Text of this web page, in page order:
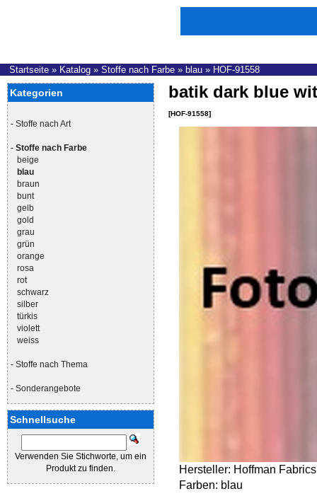
Startseite » Katalog » Stoffe nach Farbe » blau » HOF-91558
Kategorien
- Stoffe nach Art
- Stoffe nach Farbe
beige
blau
braun
bunt
gelb
gold
grau
grün
orange
rosa
rot
schwarz
silber
türkis
violett
weiss
- Stoffe nach Thema
- Sonderangebote
Schnellsuche
Verwenden Sie Stichworte, um ein
Produkt zu finden.
batik dark blue
[HOF-91558]
Hersteller: Hoffman Fabrics
Farben: blau